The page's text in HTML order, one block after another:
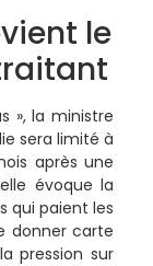
le
», la ministre
sera limité à
après une
évoque la
qui paient les
donner carte
pression sur